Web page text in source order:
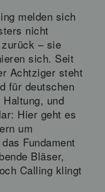
melden sich
nicht
– sie
sich. Seit
Achtziger steht
für deutschen
und
Hier geht es
um
Fundament
Bläser,
Calling klingt